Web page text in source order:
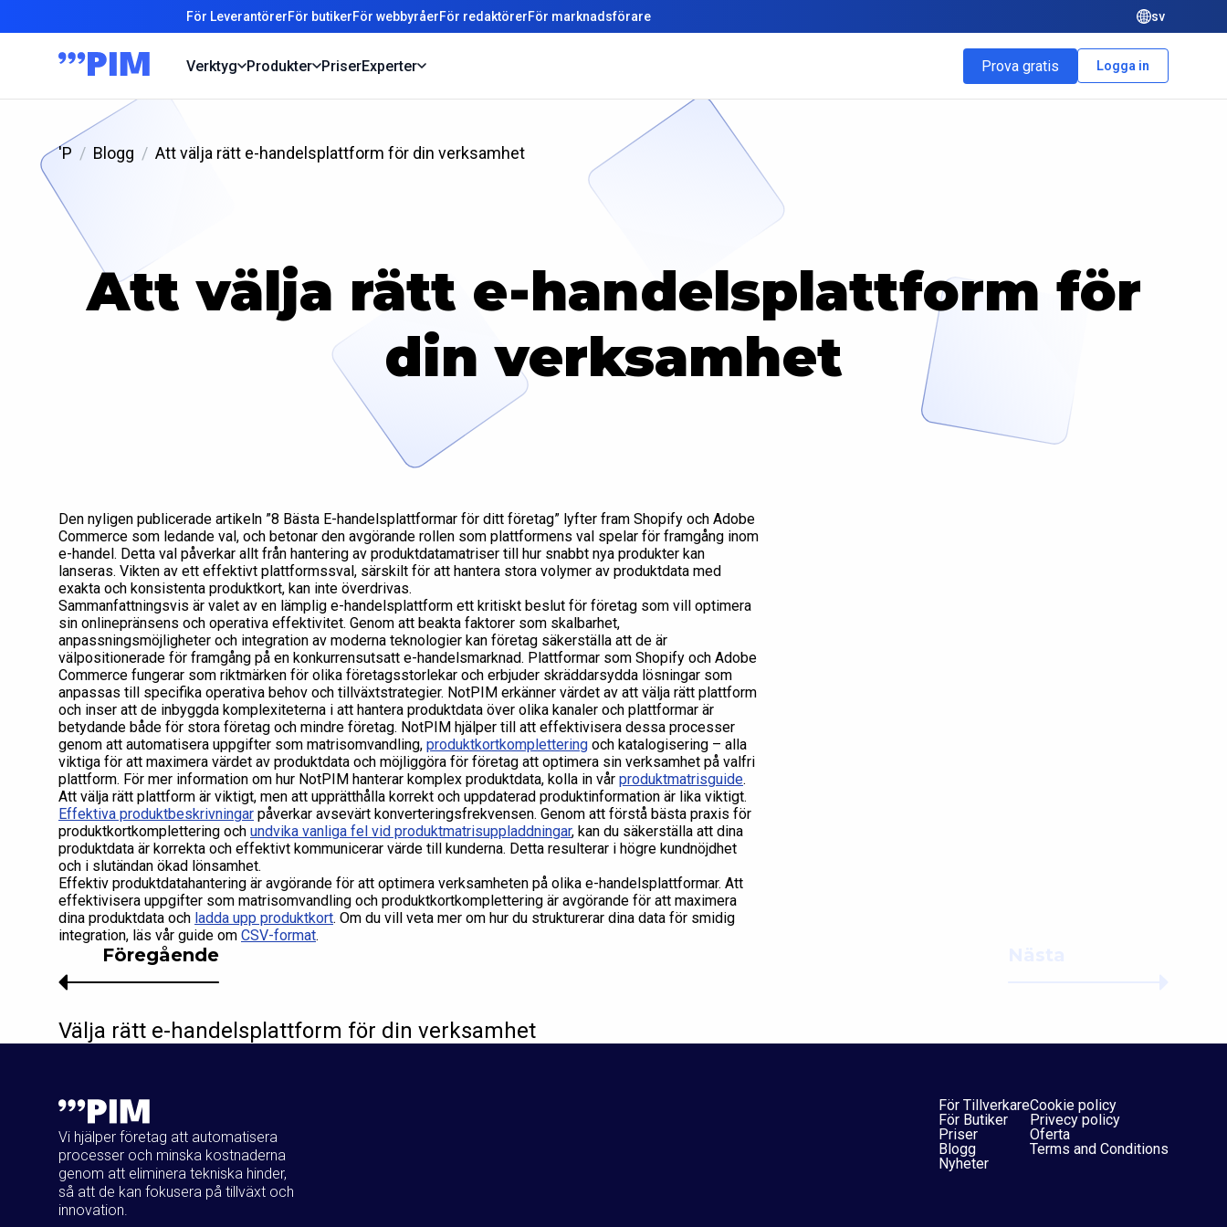
För LeverantörerFör butikerFör webbyråerFör redaktörerFör marknadsförare sv
Verktyg Produkter PriserExperter Prova gratis Logga in
'P Blogg Att välja rätt e-handelsplattform för din verksamhet
Att välja rätt e-handelsplattform för
din verksamhet
Den nyligen publicerade artikeln ”8 Bästa E-handelsplattformar för ditt företag” lyfter fram Shopify och Adobe
Commerce som ledande val, och betonar den avgörande rollen som plattformens val spelar för framgång inom
e-handel. Detta val påverkar allt från hantering av produktdatamatriser till hur snabbt nya produkter kan
lanseras. Vikten av ett effektivt plattformssval, särskilt för att hantera stora volymer av produktdata med
exakta och konsistenta produktkort, kan inte överdrivas.
Sammanfattningsvis är valet av en lämplig e-handelsplattform ett kritiskt beslut för företag som vill optimera
sin onlinepränsens och operativa effektivitet. Genom att beakta faktorer som skalbarhet,
anpassningsmöjligheter och integration av moderna teknologier kan företag säkerställa att de är
välpositionerade för framgång på en konkurrensutsatt e-handelsmarknad. Plattformar som Shopify och Adobe
Commerce fungerar som riktmärken för olika företagsstorlekar och erbjuder skräddarsydda lösningar som
anpassas till specifika operativa behov och tillväxtstrategier. NotPIM erkänner värdet av att välja rätt plattform
och inser att de inbyggda komplexiteterna i att hantera produktdata över olika kanaler och plattformar är
betydande både för stora företag och mindre företag. NotPIM hjälper till att effektivisera dessa processer
genom att automatisera uppgifter som matrisomvandling, produktkortkomplettering och katalogisering – alla
viktiga för att maximera värdet av produktdata och möjliggöra för företag att optimera sin verksamhet på valfri
plattform. För mer information om hur NotPIM hanterar komplex produktdata, kolla in vår produktmatrisguide.
Att välja rätt plattform är viktigt, men att upprätthålla korrekt och uppdaterad produktinformation är lika viktigt.
Effektiva produktbeskrivningar påverkar avsevärt konverteringsfrekvensen. Genom att förstå bästa praxis för
produktkortkomplettering och undvika vanliga fel vid produktmatrisuppladdningar, kan du säkerställa att dina
produktdata är korrekta och effektivt kommunicerar värde till kunderna. Detta resulterar i högre kundnöjdhet
och i slutändan ökad lönsamhet.
Effektiv produktdatahantering är avgörande för att optimera verksamheten på olika e-handelsplattformar. Att
effektivisera uppgifter som matrisomvandling och produktkortkomplettering är avgörande för att maximera
dina produktdata och ladda upp produktkort. Om du vill veta mer om hur du strukturerar dina data för smidig
integration, läs vår guide om CSV-format.
Föregående
Välja rätt e-handelsplattform för din verksamhet
Vi hjälper företag att automatisera
processer och minska kostnaderna
genom att eliminera tekniska hinder,
så att de kan fokusera på tillväxt och
innovation.
För Tillverkare
För Butiker
Priser
Blogg
Nyheter
Cookie policy
Privecy policy
Oferta
Terms and Conditions